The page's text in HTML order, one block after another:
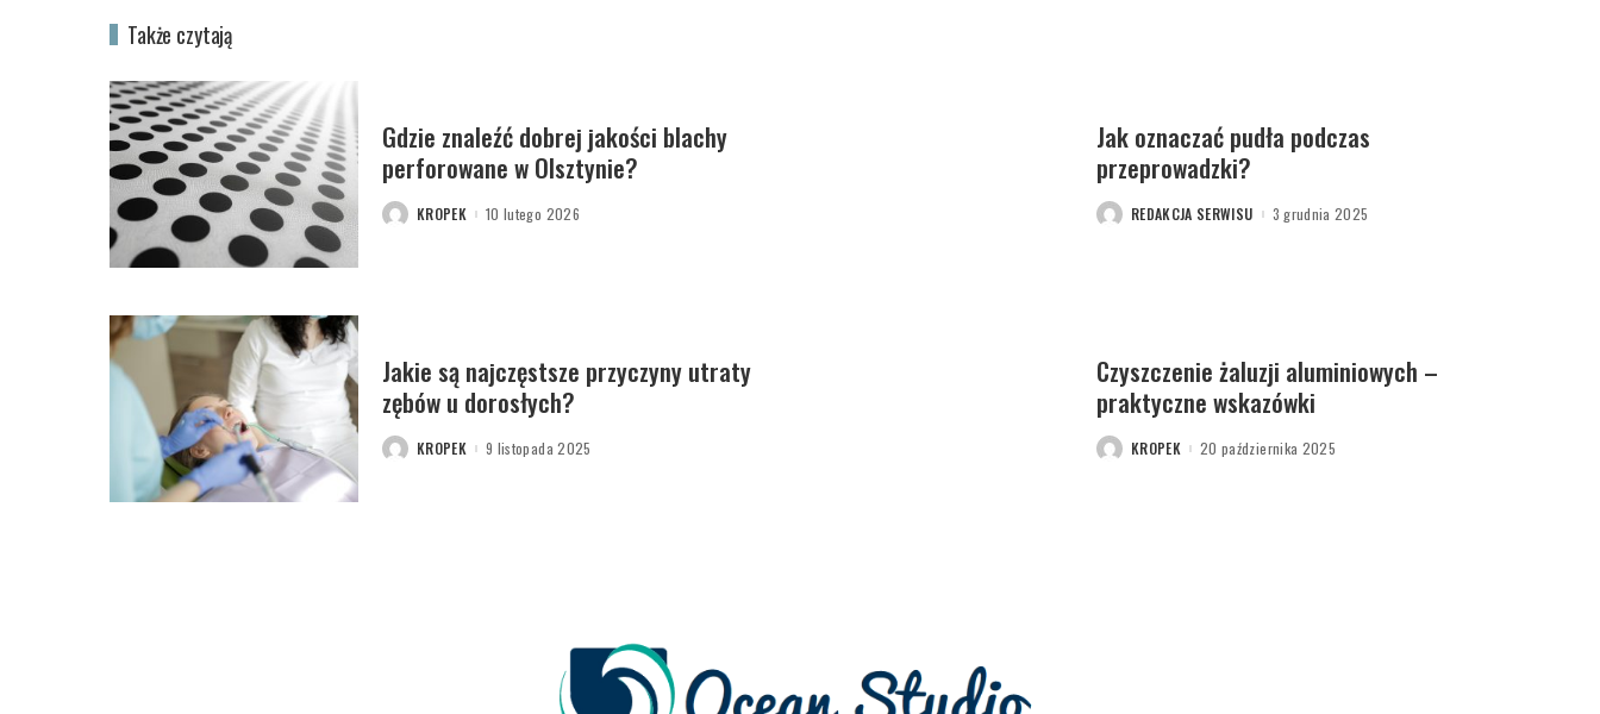
Także czytają
Gdzie znaleźć dobrej jakości blachy
perforowane w Olsztynie?
POSTEDKROPEK 10 lutego 2026
Jak oznaczać pudła podczas
przeprowadzki?
POSTEDREDAKCJA SERWISU 3 grudnia 2025
Jakie są najczęstsze przyczyny utraty
zębów u dorosłych?
POSTEDKROPEK 9 listopada 2025
Czyszczenie żaluzji aluminiowych –
praktyczne wskazówki
POSTEDKROPEK 20 października 2025